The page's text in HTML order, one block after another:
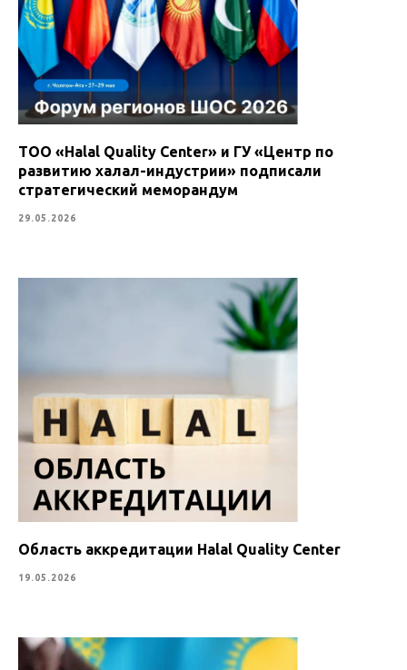
ТОО «Halal Quality Center» и ГУ «Центр по
развитию халал-индустрии» подписали
стратегический меморандум
29.05.2026
Область аккредитации Halal Quality Center
19.05.2026